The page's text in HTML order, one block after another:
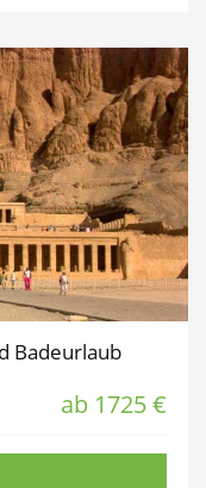
Badeurlaub
ab 1725 €